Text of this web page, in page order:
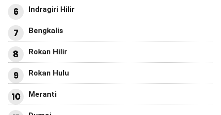
6 Indragiri Hilir
7 Bengkalis
8 Rokan Hilir
9 Rokan Hulu
10 Meranti